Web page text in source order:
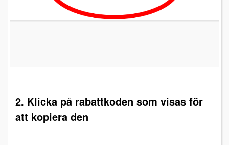
2. Klicka på rabattkoden som visas för
att kopiera den